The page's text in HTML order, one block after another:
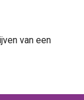
van een